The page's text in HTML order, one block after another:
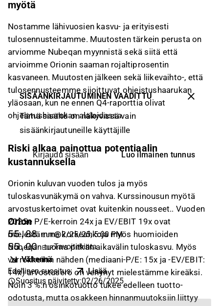
myötä
Nostamme lähivuosien kasvu- ja erityisesti
tulosennusteitamme. Muutosten tärkein perusta on
arviomme Nubeqan myynnistä sekä siitä että
arvioimme Orionin saaman rojaltiprosentin
kasvaneen. Muutosten jälkeen sekä liikevaihto-, että
tulosennusteemme sijoittuvat ohjeistushaarukan
yläosaan, kun ne ennen Q4-raporttia olivat
ohjeistushaarukan alalaidassa.
Riski alkaa painottua potentiaalin
kustannuksella
Orionin kuluvan vuoden tulos ja myös
tuloskasvunäkymä on vahva. Kurssinousun myötä
arvostuskertoimet ovat kuitenkin nousseet.. Vuoden
2025e P/E-kerroin 24x ja EV/EBIT 19x ovat
mielestämme korkeahkoja myös huomioiden
Nubeqan tuoma pitkän aikavälin tuloskasvu. Myös
verrokkeihin nähden (mediaani-P/E: 15x ja -EV/EBIT:
14x) arvostusero on venynyt mielestämme kireäksi.
Noin 3 %:n osinkotuotto tukee edelleen tuotto-
odotusta, mutta osakkeen hinnanmuutoksiin liittyy
SISÄÄNKIRJAUTUMINEN VAADITTU
Tämä sisältö on näkyvissä vain
sisäänkirjautuneille käyttäjille
Kirjaudu sisään Luo ilmainen tunnus
Orion
55,88 EUR 2/25/25, 5:00 PM
55,00 EURTavoitehinta
Vähennä
Edellinen suositus:
Lisää
Suositus päivitetty:02/26/2025